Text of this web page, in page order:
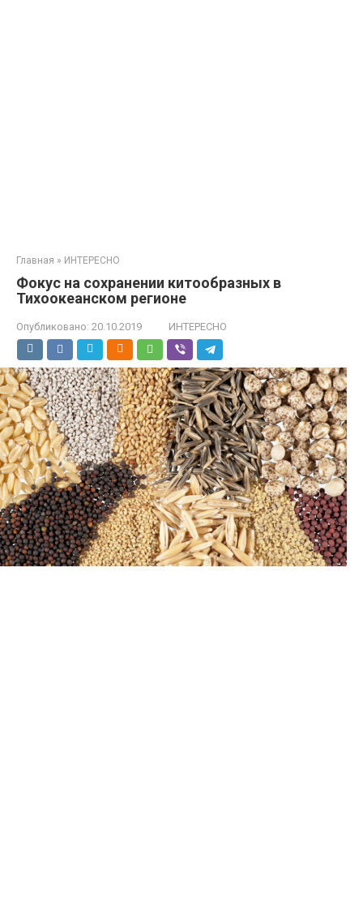
Главная » ИНТЕРЕСНО
Фокус на сохранении китообразных в
Тихоокеанском регионе
Опубликовано: 20.10.2019 ИНТЕРЕСНО